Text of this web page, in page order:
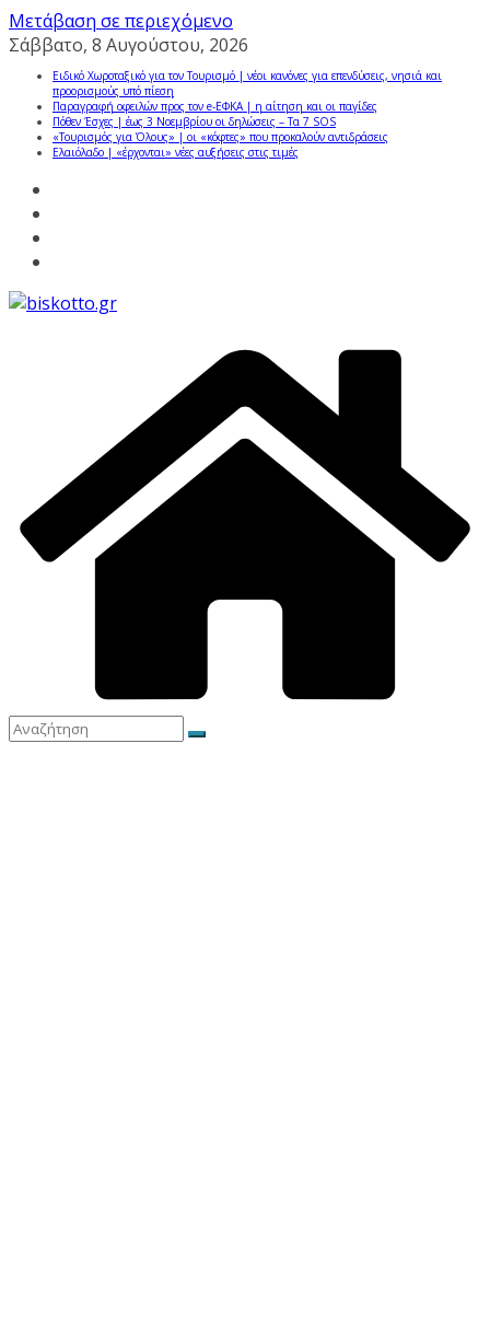
Μετάβαση σε περιεχόμενο
Σάββατο, 8 Αυγούστου, 2026
Ειδικό Χωροταξικό για τον Τουρισμό | νέοι κανόνες για επενδύσεις, νησιά και
προορισμούς υπό πίεση
Παραγραφή οφειλών προς τον e-ΕΦΚΑ | η αίτηση και οι παγίδες
Πόθεν Έσχες | έως 3 Νοεμβρίου οι δηλώσεις – Τα 7 SOS
«Τουρισμός για Όλους» | οι «κόφτες» που προκαλούν αντιδράσεις
Ελαιόλαδο | «έρχονται» νέες αυξήσεις στις τιμές